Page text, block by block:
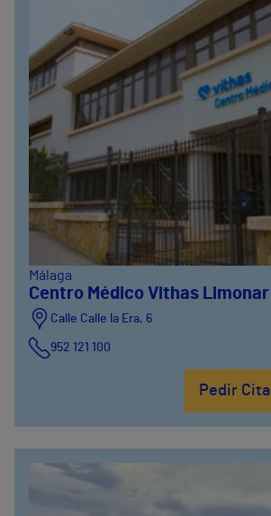
Málaga
Centro Médico Vithas Limonar
Calle Calle la Era, 6
952 121 100
Pedir Cita